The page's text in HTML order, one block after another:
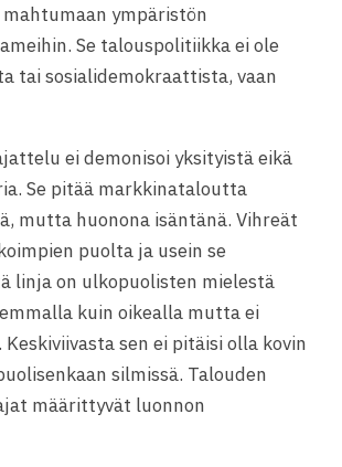
ympäristön
Se talouspolitiikka ei ole
tai sosialidemokraattista, vaan
ei demonisoi yksityistä eikä
Se pitää markkinataloutta
mutta huonona isäntänä. Vihreät
puolta ja usein se
linja on ulkopuolisten mielestä
kuin oikealla mutta ei
Keskiviivasta sen ei pitäisi olla kovin
silmissä. Talouden
määrittyvät luonnon